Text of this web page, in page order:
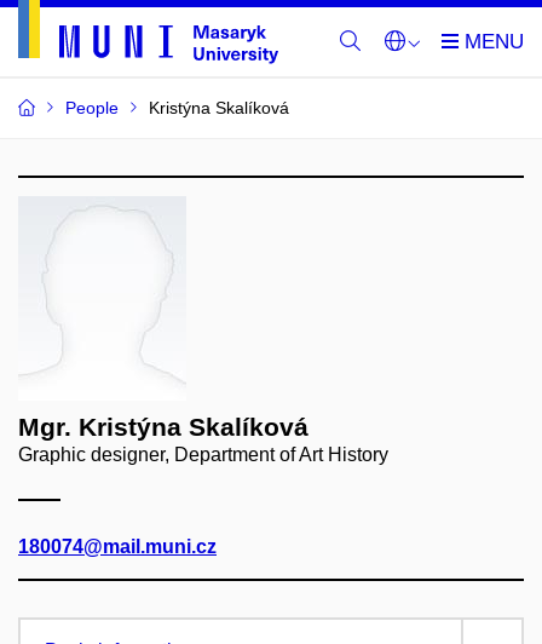
People Kristýna Skalíková
Mgr. Kristýna Skalíková
Graphic designer, Department of Art History
180074@mail.muni.cz